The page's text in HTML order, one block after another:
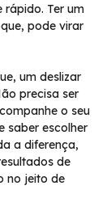
Ter um
pode virar
um deslizar
precisa ser
o seu
saber escolher
a diferença,
de
no jeito de